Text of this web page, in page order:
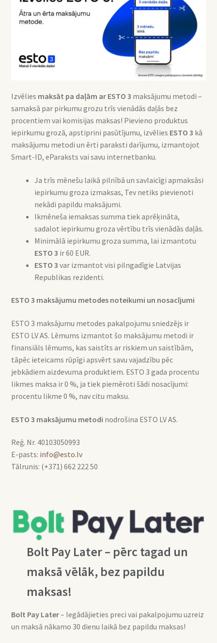
Izvēlies maksāt pa daļām ar ESTO 3 maksājumu metodi –
samaksā par pirkumu grozu trīs vienādās daļās bez
procentiem vai komisijas maksas! Pievieno produktus
iepirkumu grozā, apstiprini pasūtījumu, izvēlies ESTO 3 kā
maksājumu metodi un ērti paraksti darījumu, izmantojot
Smart-ID, eParaksts vai savu internetbanku.
Ja trīs mēnešu laikā pilnībā un savlaicīgi apmaksāsi
iepirkumu groza izmaksas, Tev netiks pievienoti
nekādi papildu maksājumi.
Ikmēneša iemaksas summa tiek aprēķināta,
sadalot iepirkumu groza vērtību trīs vienādās daļās.
Minimālā iepirkumu groza summa, lai izmantotu
ESTO 3 ir 60 EUR.
ESTO 3 var izmantot visi pilngadīgie Latvijas
Republikas rezidenti.
ESTO 3 maksājumu metodes noteikumi un nosacījumi
ESTO 3 maksājumu metodes pakalpojumu sniedzējs ir
ESTO LV AS. Lēmums izmantot šo maksājumu metodi ir
finansiāls lēmums, kas saistīts ar riskiem un saistībām,
tāpēc ieteicams rūpīgi apsvērt savu vajadzību pēc
jebkādiem aizdevuma produktiem. ESTO 3 gada procentu
likmes maksa ir 0 %, ja tiek piemēroti šādi nosacījumi:
procentu likme 0 %, nav citu maksu.
ESTO 3 maksājumu metodi nodrošina ESTO LV AS.
Reģ. Nr. 40103050993
E-pasts: info@esto.lv
Tālrunis: (+371) 662 222 50
Bolt Pay Later – pērc tagad un
maksā vēlāk, bez papildu
maksas!
Bolt Pay Later– Iegādājieties preci vai pakalpojumu uzreiz
un maksā nākamo 30 dienu laikā bez papildu maksas!